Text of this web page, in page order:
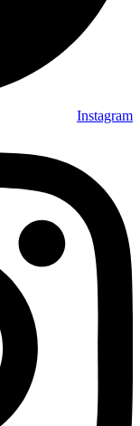
Instagram